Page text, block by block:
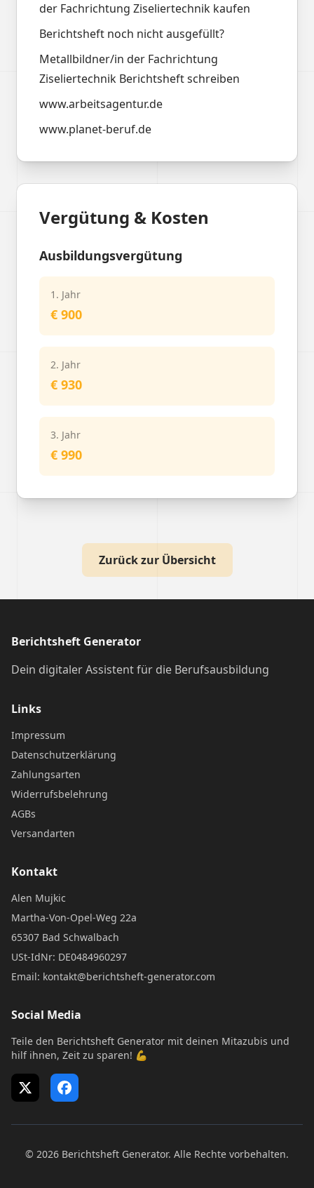
der Fachrichtung Ziseliertechnik kaufen
Berichtsheft noch nicht ausgefüllt?
Metallbildner/in der Fachrichtung
Ziseliertechnik Berichtsheft schreiben
www.arbeitsagentur.de
www.planet-beruf.de
Vergütung & Kosten
Ausbildungsvergütung
1. Jahr
€ 900
2. Jahr
€ 930
3. Jahr
€ 990
Zurück zur Übersicht
Berichtsheft Generator
Dein digitaler Assistent für die Berufsausbildung
Links
Impressum
Datenschutzerklärung
Zahlungsarten
Widerrufsbelehrung
AGBs
Versandarten
Kontakt
Alen Mujkic
Martha-Von-Opel-Weg 22a
65307 Bad Schwalbach
USt-IdNr: DE0484960297
Email: kontakt@berichtsheft-generator.com
Social Media
Teile den Berichtsheft Generator mit deinen Mitazubis und
hilf ihnen, Zeit zu sparen! 💪
X (Twitter)Facebook
© 2026 Berichtsheft Generator. Alle Rechte vorbehalten.